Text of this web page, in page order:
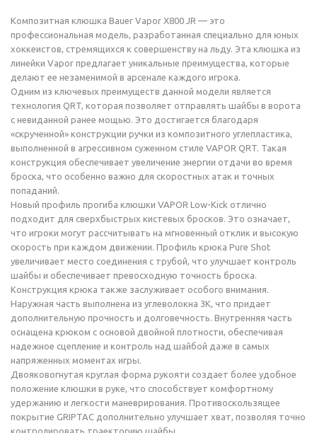
Композитная клюшка Bauer Vapor X800 JR — это
профессиональная модель, разработанная специально для юных
хоккеистов, стремящихся к совершенству на льду. Эта клюшка из
линейки Vapor предлагает уникальные преимущества, которые
делают ее незаменимой в арсенале каждого игрока.
Одним из ключевых преимуществ данной модели является
технология QRT, которая позволяет отправлять шайбы в ворота
с невиданной ранее мощью. Это достигается благодаря
«скрученной» конструкции ручки из композитного углепластика,
выполненной в агрессивном суженном стиле VAPOR QRT. Такая
конструкция обеспечивает увеличение энергии отдачи во время
броска, что особенно важно для скоростных атак и точных
попаданий.
Новый профиль прогиба клюшки VAPOR Low-Kick отлично
подходит для сверхбыстрых кистевых бросков. Это означает,
что игроки могут рассчитывать на мгновенный отклик и высокую
скорость при каждом движении. Профиль крюка Pure Shot
увеличивает место соединения с трубой, что улучшает контроль
шайбы и обеспечивает превосходную точность броска.
Конструкция крюка также заслуживает особого внимания.
Наружная часть выполнена из углеволокна 3К, что придает
дополнительную прочность и долговечность. Внутренняя часть
оснащена крюком с основой двойной плотности, обеспечивая
надежное сцепление и контроль над шайбой даже в самых
напряженных моментах игры.
Двояковогнутая круглая форма рукояти создает более удобное
положение клюшки в руке, что способствует комфортному
удержанию и легкости маневрирования. Противоскользящее
покрытие GRIPTAC дополнительно улучшает хват, позволяя точно
контролировать траекторию шайбы.